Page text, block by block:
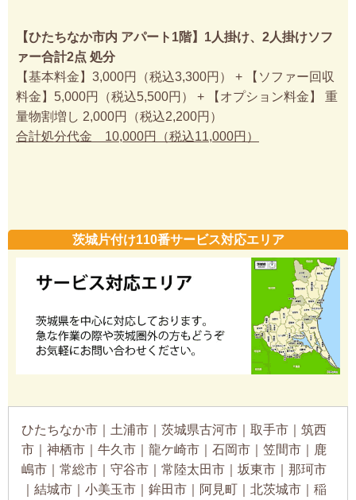
【ひたちなか市内 アパート1階】1人掛け、2人掛けソフ
ァー合計2点 処分
【基本料金】3,000円（税込3,300円） + 【ソファー回収
料金】5,000円（税込5,500円） + 【オプション料金】 重
量物割増し 2,000円（税込2,200円）
合計処分代金 10,000円（税込11,000円）
茨城片付け110番サービス対応エリア
ひたちなか市｜土浦市｜茨城県古河市｜取手市｜筑西
市｜神栖市｜牛久市｜龍ケ崎市｜石岡市｜笠間市｜鹿
嶋市｜常総市｜守谷市｜常陸太田市｜坂東市｜那珂市
｜結城市｜小美玉市｜鉾田市｜阿見町｜北茨城市｜稲